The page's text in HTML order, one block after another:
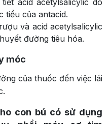
tiều của antacid.
và acid acetylsalicylic
đường tiêu hóa.
móc
của thuốc đến việc lái
con bú có sử dụng